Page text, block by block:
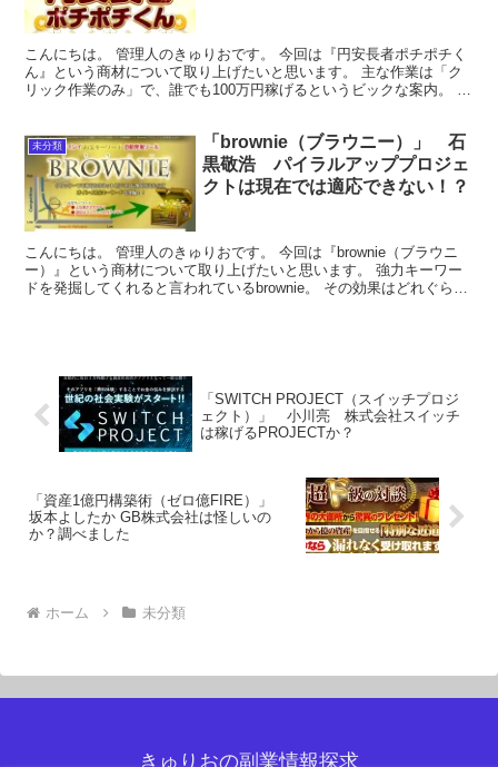
こんにちは。 管理人のきゅりおです。 今回は『円安長者ポチポチく
ん』という商材について取り上げたいと思います。 主な作業は「ク
リック作業のみ」で、誰でも100万円稼げるというビックな案内。 限
未分類
「brownie（ブラウニー）」 石
黒敬浩 パイラルアッププロジェ
クトは現在では適応できない！？
こんにちは。 管理人のきゅりおです。 今回は『brownie（ブラウニ
ー）』という商材について取り上げたいと思います。 強力キーワー
ドを発掘してくれると言われているbrownie。 その効果はどれぐらい
「SWITCH PROJECT（スイッチプロジ
ェクト）」 小川亮 株式会社スイッチ
は稼げるPROJECTか？
「資産1億円構築術（ゼロ億FIRE）」
坂本よしたか GB株式会社は怪しいの
か？調べました
ホーム 未分類
きゅりおの副業情報探求